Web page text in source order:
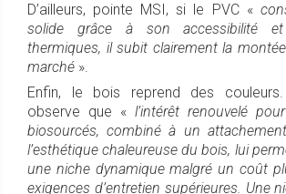
D’ailleurs, pointe MSI, si le PVC «
solide grâce à son accessibilité
thermiques, il subit clairement la
marché ».
Enfin, le bois reprend des
observe que « l’intérêt renouvelé
biosourcés, combiné à un
l’esthétique chaleureuse du bois, lui
une niche dynamique malgré un coût
exigences d’entretien supérieures. Une